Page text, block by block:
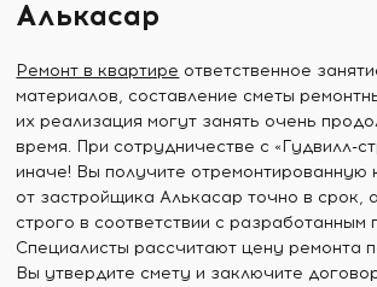
Алькасар
Ремонт в квартире ответственное
материалов, составление сметы
их реализация могут занять очень
время. При сотрудничестве с «Гудвилл-
иначе! Вы получите отремонтированную
от застройщика Алькасар точно в срок,
строго в соответствии с разработанным
Специалисты рассчитают цену ремонта
Вы утвердите смету и заключите